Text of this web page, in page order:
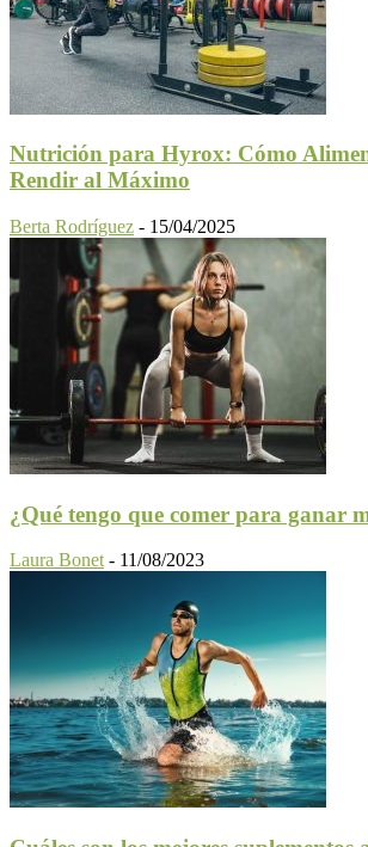
Nutrición para Hyrox: Cómo
Rendir al Máximo
Berta Rodríguez - 15/04/2025
¿Qué tengo que comer para ganar
Laura Bonet - 11/08/2023